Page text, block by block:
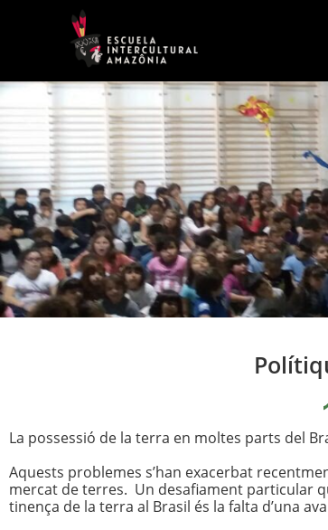
La possessió de la terra en moltes parts del
Aquests problemes s’han exacerbat
mercat de terres. Un desafiament particular
tinença de la terra al Brasil és la falta d’una